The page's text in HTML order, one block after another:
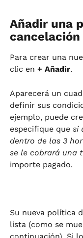
Añadir una
cancelación
Para crear una
clic en + Añadir.
Aparecerá un
definir sus
ejemplo, puede
especifique que si
dentro de las 3
se le cobrará una
importe pagado.
Su nueva política
lista (como se